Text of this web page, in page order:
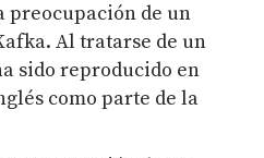
preocupación de un
Al tratarse de un
sido reproducido en
como parte de la